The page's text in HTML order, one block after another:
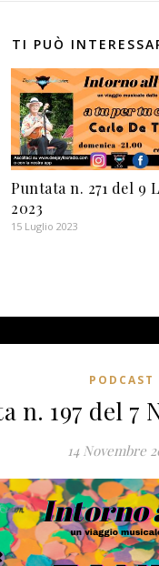
TI PUÒ
Puntata n. 271 del 9
2023
15 Luglio 2023
PODCAST
n. 197 del 7
14 Novembre